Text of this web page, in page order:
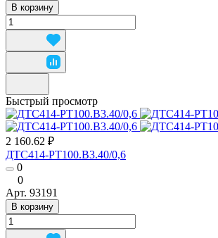
В корзину
Быстрый просмотр
2 160.62 ₽
ДТС414-РТ100.В3.40/0,6
0
0
Арт. 93191
В корзину